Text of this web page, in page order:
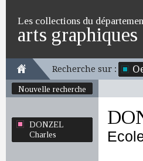
Les collections du
arts graphiques
Recherche sur :
Nouvelle recherche
DONZEL
Charles